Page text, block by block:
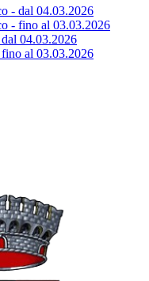
- dal 04.03.2026
- fino al 03.03.2026
04.03.2026
al 03.03.2026